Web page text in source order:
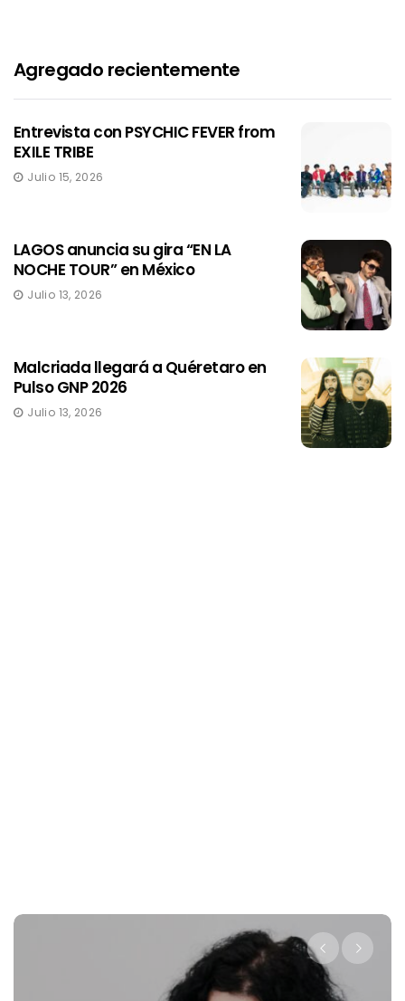
Agregado recientemente
Entrevista con PSYCHIC FEVER from
EXILE TRIBE
Julio 15, 2026
LAGOS anuncia su gira “EN LA
NOCHE TOUR” en México
Julio 13, 2026
Malcriada llegará a Quéretaro en
Pulso GNP 2026
Julio 13, 2026